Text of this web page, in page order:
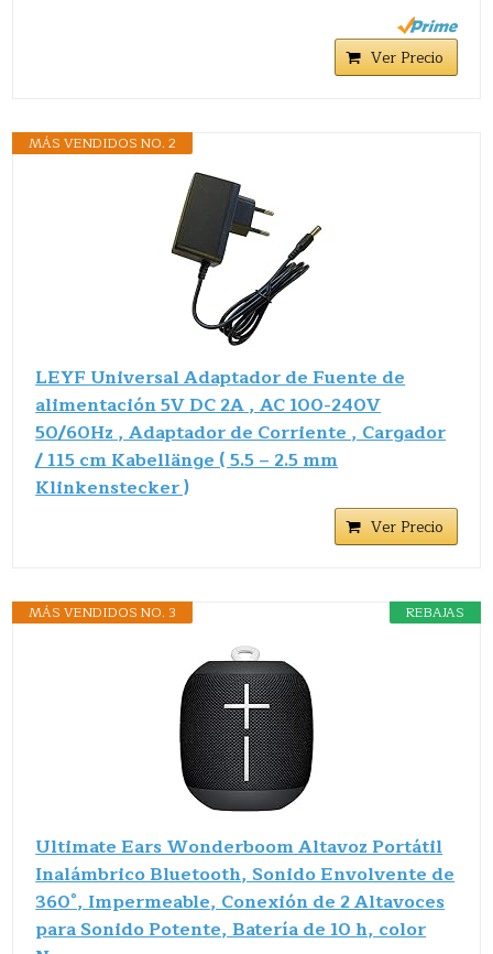
Ver Precio
MÁS VENDIDOS NO. 2
LEYF Universal Adaptador de Fuente de
alimentación 5V DC 2A , AC 100-240V
50/60Hz , Adaptador de Corriente , Cargador
/ 115 cm Kabellänge ( 5.5 – 2.5 mm
Klinkenstecker )
Ver Precio
REBAJAS
MÁS VENDIDOS NO. 3
Ultimate Ears Wonderboom Altavoz Portátil
Inalámbrico Bluetooth, Sonido Envolvente de
360°, Impermeable, Conexión de 2 Altavoces
para Sonido Potente, Batería de 10 h, color